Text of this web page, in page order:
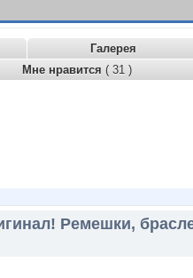
Галерея
Мне нравится ( 31 )
Ремешки,